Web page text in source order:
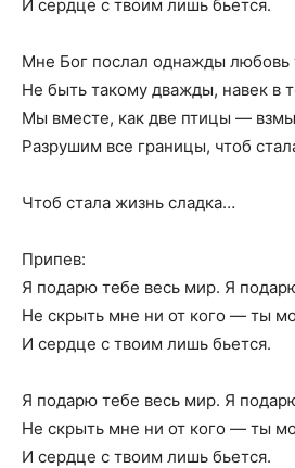
И сердце с твоим лишь бьется.
Мне Бог послал однажды любовь
Не быть такому дважды, навек в
Мы вместе, как две птицы —
Разрушим все границы, чтоб
Чтоб стала жизнь сладка…
Припев:
Я подарю тебе весь мир. Я
Не скрыть мне ни от кого — ты
И сердце с твоим лишь бьется.
Я подарю тебе весь мир. Я
Не скрыть мне ни от кого — ты
И сердце с твоим лишь бьется.